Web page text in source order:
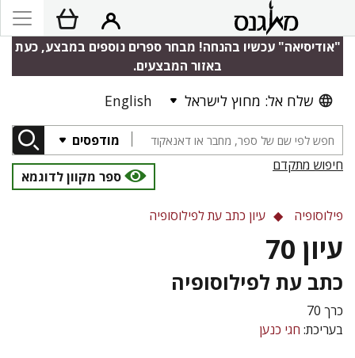
"אודיסיאה" עכשיו בהנחה! מבחר ספרים נוספים במבצע, כעת
באזור המבצעים.
שלח אל: מחוץ לישראל English
מודפסים
חיפוש מתקדם
ספר מקוון לדוגמא
פילוסופיה עיון כתב עת לפילוסופיה
עיון 70
כתב עת לפילוסופיה
כרך 70
בעריכת: חגי כנען